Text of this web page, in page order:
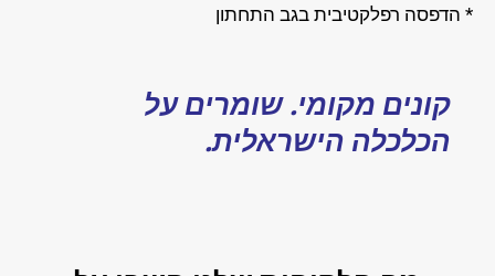
* הדפסה רפלקטיבית בגב התחתון
קונים מקומי. שומרים על
הכלכלה הישראלית.